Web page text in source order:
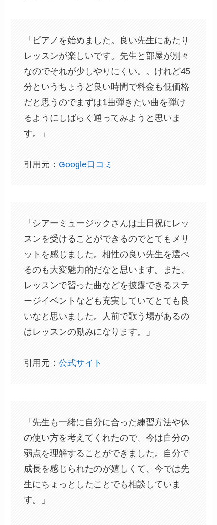
「ピアノを始めました。良い先生にあたり
レッスンが楽しいです。先生と部屋が別々
なのでそれが少しやりにくい。。けれど45
分というちょうど良い時間で料金も低価格
だと思うのでまずは1曲弾きたい曲を弾け
るようにしばらく通ってみようと思いま
す。」
引用元： Google口コミ
「シアーミュージックさんは土日祝にレッ
スンを受けることができるのでとてもメリ
ットを感じました。相性の良い先生を選べ
るのも大変魅力的だなと思います。また、
レッスンで習った曲などを披露できるステ
ージイベントなども充実していてとても良
いなと思いました。人前で歌う場があるの
はレッスンの励みになります。」
引用元：公式サイト
「先生も一緒に自分に合った練習方法や体
の使い方を考えてくれたので、今は自分の
弱点を理解することができました。自分で
成長を感じられたのが嬉しくて、今では先
生にちょっとしたことでも相談していま
す。」